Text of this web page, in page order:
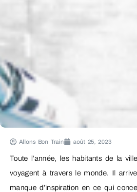
Allons Bon Train août 25, 2023
Toute l’année, les habitants de la
voyagent à travers le monde. Il
manque d’inspiration en ce qui